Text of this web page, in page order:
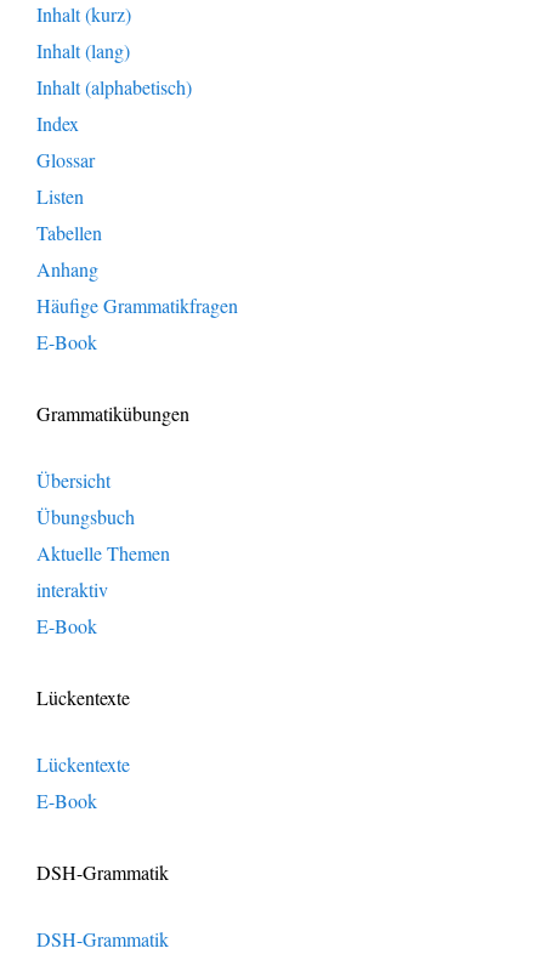
Inhalt (kurz)
Inhalt (lang)
Inhalt (alphabetisch)
Index
Glossar
Listen
Tabellen
Anhang
Häufige Grammatikfragen
E-Book
Grammatikübungen
Übersicht
Übungsbuch
Aktuelle Themen
interaktiv
E-Book
Lückentexte
Lückentexte
E-Book
DSH-Grammatik
DSH-Grammatik